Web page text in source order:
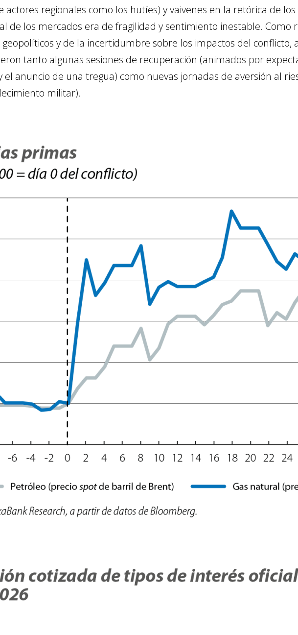
actores regionales como los hutíes) y vaivenes en la retórica de
de los mercados era de fragilidad y sentimiento inestable. Como
geopolíticos y de la incertidumbre sobre los impactos del conflicto,
tanto algunas sesiones de recuperación (animados por
el anuncio de una tregua) como nuevas jornadas de aversión al
militar).